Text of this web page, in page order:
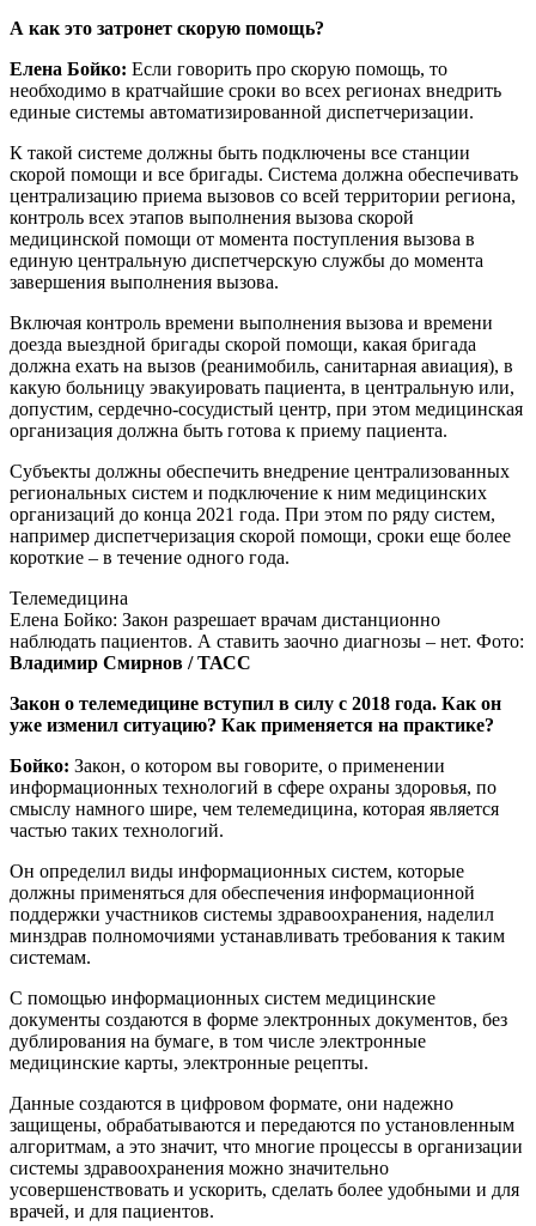
А как это затронет скорую помощь?
Елена Бойко: Если говорить про скорую помощь, то
необходимо в кратчайшие сроки во всех регионах внедрить
единые системы автоматизированной диспетчеризации.
К такой системе должны быть подключены все станции
скорой помощи и все бригады. Система должна обеспечивать
централизацию приема вызовов со всей территории региона,
контроль всех этапов выполнения вызова скорой
медицинской помощи от момента поступления вызова в
единую центральную диспетчерскую службы до момента
завершения выполнения вызова.
Включая контроль времени выполнения вызова и времени
доезда выездной бригады скорой помощи, какая бригада
должна ехать на вызов (реанимобиль, санитарная авиация), в
какую больницу эвакуировать пациента, в центральную или,
допустим, сердечно-сосудистый центр, при этом медицинская
организация должна быть готова к приему пациента.
Субъекты должны обеспечить внедрение централизованных
региональных систем и подключение к ним медицинских
организаций до конца 2021 года. При этом по ряду систем,
например диспетчеризация скорой помощи, сроки еще более
короткие – в течение одного года.
Телемедицина
Елена Бойко: Закон разрешает врачам дистанционно
наблюдать пациентов. А ставить заочно диагнозы – нет. Фото:
Владимир Смирнов / ТАСС
Закон о телемедицине вступил в силу с 2018 года. Как он
уже изменил ситуацию? Как применяется на практике?
Бойко: Закон, о котором вы говорите, о применении
информационных технологий в сфере охраны здоровья, по
смыслу намного шире, чем телемедицина, которая является
частью таких технологий.
Он определил виды информационных систем, которые
должны применяться для обеспечения информационной
поддержки участников системы здравоохранения, наделил
минздрав полномочиями устанавливать требования к таким
системам.
С помощью информационных систем медицинские
документы создаются в форме электронных документов, без
дублирования на бумаге, в том числе электронные
медицинские карты, электронные рецепты.
Данные создаются в цифровом формате, они надежно
защищены, обрабатываются и передаются по установленным
алгоритмам, а это значит, что многие процессы в организации
системы здравоохранения можно значительно
усовершенствовать и ускорить, сделать более удобными и для
врачей, и для пациентов.